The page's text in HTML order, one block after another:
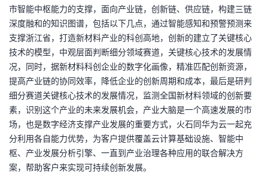
市智能中枢能力的支撑，面向产业链，创新链、供应链，构建三链
深度融和的知识图谱，包括以下几点，通过智能感知和预警预测来
支撑浙江省，打造新材料产业的科创高地，创新的建立了关键核心
技术的模型，中观层面判断细分领域赛道，关键核心技术的发展情
况，同时，据新材料科创企业的数字化画像，精准匹配创新资源，
提高产业链的协同效率，降低企业的创新周期和成本，最后是研判
细分赛道关键核心技术的发展情况，监测全国新材料领域的创新要
素，识别这个产业的未来发展机会，产业大脑是一个高速发展的市
场，也是数字经济支撑产业发展的重要方式，火石同华为云一起充
分利用各自能力优势，为客户提供覆盖云计算基础设施、智能中
枢、产业发展分析引擎、一直到产业治理各种应用的联合解决方
案，帮助客户来实现可持续创新发展。